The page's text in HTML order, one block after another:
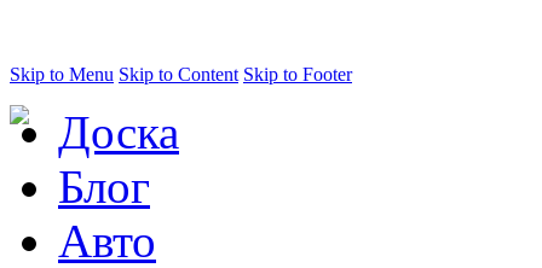
Skip to Menu Skip to Content Skip to Footer
Доска
Блог
Авто